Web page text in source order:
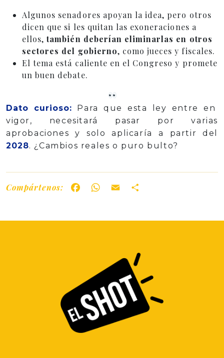
Algunos senadores apoyan la idea, pero otros
dicen que si les quitan las exoneraciones a
ellos,también deberían eliminarlas en otros
sectores del gobierno, como jueces y fiscales.
El tema está caliente en el Congreso y promete
un buen debate.
Dato curioso: Para que esta ley entre en
vigor, necesitará pasar por varias
aprobaciones y solo aplicaría a partir del
2028. ¿Cambios reales o puro bulto?
Compártenos: FacebookWhatsApp
Email